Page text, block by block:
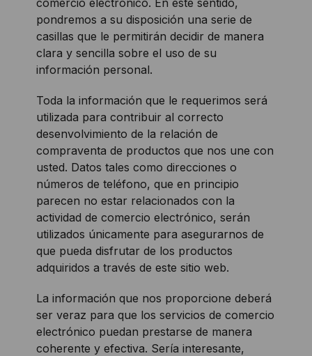
comercio electrónico. En este sentido,
pondremos a su disposición una serie de
casillas que le permitirán decidir de manera
clara y sencilla sobre el uso de su
información personal.
Toda la información que le requerimos será
utilizada para contribuir al correcto
desenvolvimiento de la relación de
compraventa de productos que nos une con
usted. Datos tales como direcciones o
números de teléfono, que en principio
parecen no estar relacionados con la
actividad de comercio electrónico, serán
utilizados únicamente para asegurarnos de
que pueda disfrutar de los productos
adquiridos a través de este sitio web.
La información que nos proporcione deberá
ser veraz para que los servicios de comercio
electrónico puedan prestarse de manera
coherente y efectiva. Sería interesante,